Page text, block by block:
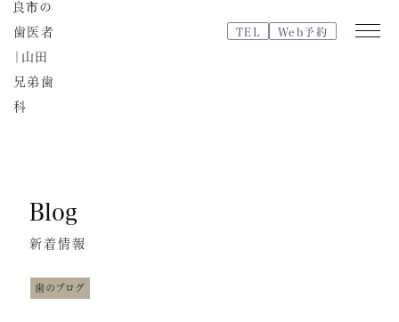
医院紹介
特徴・治療の流れ
スタッフブログ
TEL Web予約
Blog
新着情報
歯のブログ